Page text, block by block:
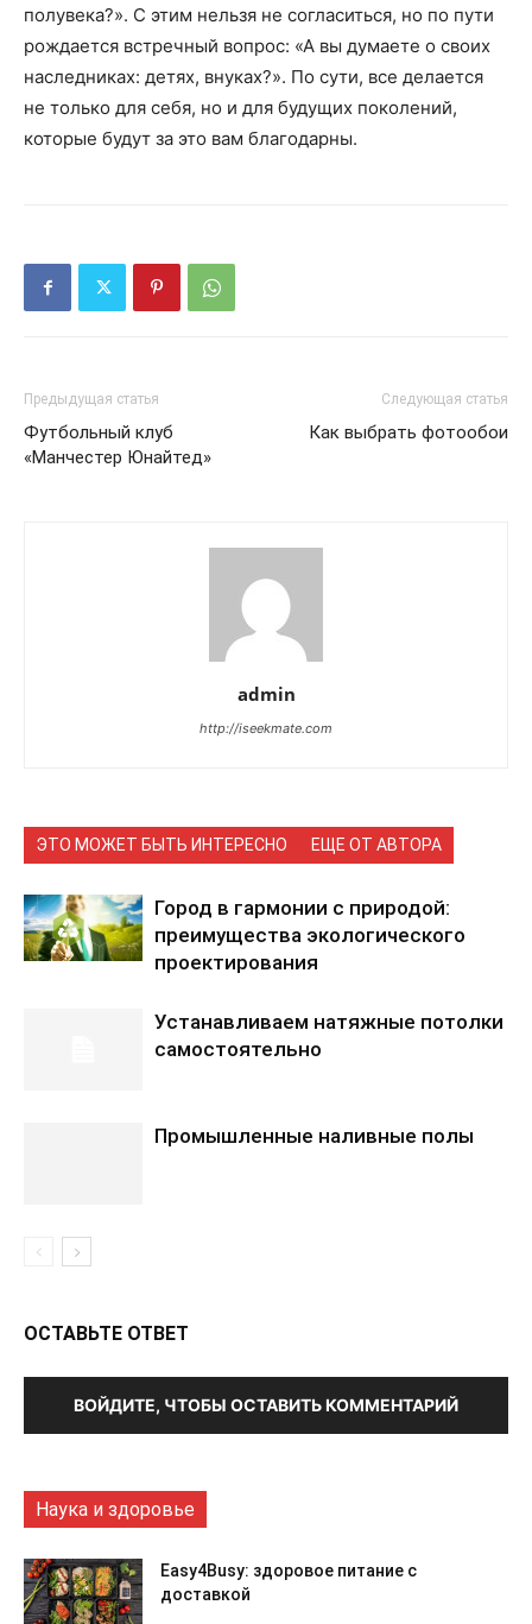
полувека?». С этим нельзя не согласиться, но по пути
рождается встречный вопрос: «А вы думаете о своих
наследниках: детях, внуках?». По сути, все делается
не только для себя, но и для будущих поколений,
которые будут за это вам благодарны.
Предыдущая статья
Футбольный клуб
«Манчестер Юнайтед»
Следующая статья
Как выбрать фотообои
admin
http://iseekmate.com
ЭТО МОЖЕТ БЫТЬ ИНТЕРЕСНО ЕЩЕ ОТ АВТОРА
Город в гармонии с природой:
преимущества экологического
проектирования
Устанавливаем натяжные потолки
самостоятельно
Промышленные наливные полы
ОСТАВЬТЕ ОТВЕТ
ВОЙДИТЕ, ЧТОБЫ ОСТАВИТЬ КОММЕНТАРИЙ
Наука и здоровье
Easy4Busy: здоровое питание с
доставкой